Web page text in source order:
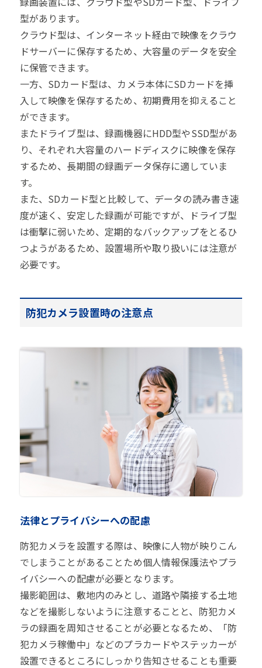
型があります。
クラウド型は、インターネット経由で映像をクラウ
ドサーバーに保存するため、大容量のデータを安全
に保管できます。
一方、SDカード型は、カメラ本体にSDカードを挿
入して映像を保存するため、初期費用を抑えること
ができます。
またドライブ型は、録画機器にHDD型やSSD型があ
り、それぞれ大容量のハードディスクに映像を保存
するため、長期間の録画データ保存に適していま
す。
また、SDカード型と比較して、データの読み書き速
度が速く、安定した録画が可能ですが、ドライブ型
は衝撃に弱いため、定期的なバックアップをとるひ
つようがあるため、設置場所や取り扱いには注意が
必要です。
防犯カメラ設置時の注意点
法律とプライバシーへの配慮
防犯カメラを設置する際は、映像に人物が映りこん
でしまうことがあることため個人情報保護法やプラ
イバシーへの配慮が必要となります。
撮影範囲は、敷地内のみとし、道路や隣接する土地
などを撮影しないように注意することと、防犯カメ
ラの録画を周知させることが必要となるため、「防
犯カメラ稼働中」などのプラカードやステッカーが
設置できるところにしっかり告知させることも重要